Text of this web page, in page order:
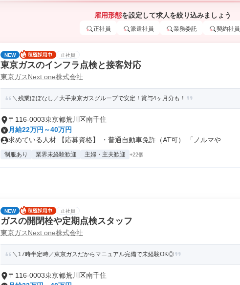
雇用形態を設定して求人を絞り込みましょう
正社員 派遣社員 業務委託 契約社員
NEW 正社員
東京ガスのインフラ点検と接客対応
東京ガスNext one株式会社
＼残業ほぼなし／大手東京ガスグループで安定！賞与4ヶ月分も！
〒116-0003東京都荒川区南千住
月給22万円～40万円
求めている人材 【応募資格】 ・普通自動車免許（AT可） 「ノルマや...
制服あり 業界未経験歓迎 主婦・主夫歓迎 +22個
NEW 正社員
ガスの開閉栓や定期点検スタッフ
東京ガスNext one株式会社
＼17時半定時／東京ガスだからマニュアル完備で未経験OK◎
〒116-0003東京都荒川区南千住